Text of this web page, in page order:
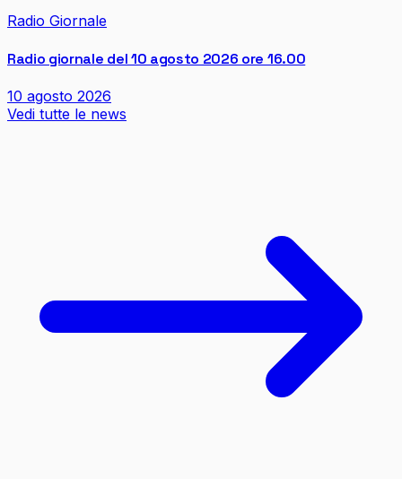
Radio Giornale
Radio giornale del 10 agosto 2026 ore 16.00
10 agosto 2026
Vedi tutte le news